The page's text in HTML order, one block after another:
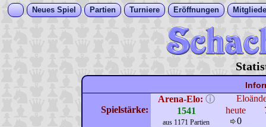
Neues Spiel Partien Turniere Eröffnungen
Spielstärke:
Arena-Elo: ⓘ
1541
aus 1171 Partien
heute
0